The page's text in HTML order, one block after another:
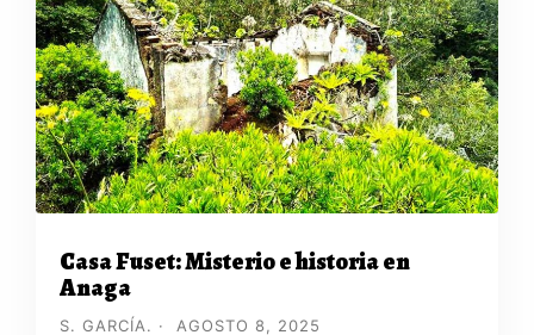
Casa Fuset: Misterio e historia en
Anaga
S. GARCÍA. AGOSTO 8, 2025